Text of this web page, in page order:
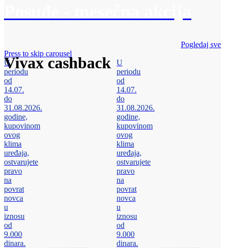
Vivax cashback
Pogledaj sve
Press to skip carousel
U
periodu
od
14.07.
do
31.08.2026.
godine,
kupovinom
ovog
klima
uređaja,
ostvarujete
pravo
na
povrat
novca
u
iznosu
od
9.000
dinara.
U
periodu
od
14.07.
do
31.08.2026.
godine,
kupovinom
ovog
klima
uređaja,
ostvarujete
pravo
na
povrat
novca
u
iznosu
od
9.000
dinara.